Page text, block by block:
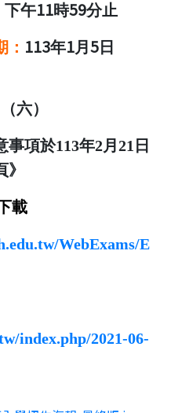
下午11時59分止
113年1月 5日
六）
事項於113年2月 21 日
載
WebExams/E
index.php/2021-06-